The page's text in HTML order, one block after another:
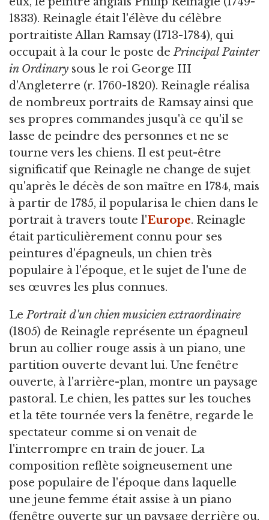
1833). Reinagle était l'élève du célèbre
portraitiste Allan Ramsay (1713-1784), qui
occupait à la cour le poste dePrincipal Painter
in Ordinary sous le roi George III
d'Angleterre (r. 1760-1820). Reinagle réalisa
de nombreux portraits de Ramsay ainsi que
ses propres commandes jusqu'à ce qu'il se
lasse de peindre des personnes et ne se
tourne vers les chiens. Il est peut-être
significatif que Reinagle ne change de sujet
qu'après le décès de son maître en 1784, mais
à partir de 1785, il popularisa le chien dans le
portrait à travers toute l'Europe. Reinagle
était particulièrement connu pour ses
peintures d'épagneuls, un chien très
populaire à l'époque, et le sujet de l'une de
ses œuvres les plus connues.
LePortrait d'un chien musicien extraordinaire
(1805) de Reinagle représente un épagneul
brun au collier rouge assis à un piano, une
partition ouverte devant lui. Une fenêtre
ouverte, à l'arrière-plan, montre un paysage
pastoral. Le chien, les pattes sur les touches
et la tête tournée vers la fenêtre, regarde le
spectateur comme si on venait de
l'interrompre en train de jouer. La
composition reflète soigneusement une
pose populaire de l'époque dans laquelle
une jeune femme était assise à un piano
(fenêtre ouverte sur un paysage derrière ou,